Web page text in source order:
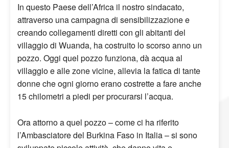
In questo Paese dell’Africa il nostro sindacato,
attraverso una campagna di sensibilizzazione e
creando collegamenti diretti con gli abitanti del
villaggio di Wuanda, ha costruito lo scorso anno un
pozzo. Oggi quel pozzo funziona, dà acqua al
villaggio e alle zone vicine, allevia la fatica di tante
donne che ogni giorno erano costrette a fare anche
15 chilometri a piedi per procurarsi l’acqua.
Ora attorno a quel pozzo – come ci ha riferito
l’Ambasciatore del Burkina Faso in Italia – si sono